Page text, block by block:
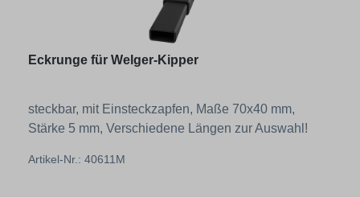
Eckrunge für Welger-Kipper
steckbar, mit Einsteckzapfen, Maße 70x40 mm,
Stärke 5 mm, Verschiedene Längen zur Auswahl!
Artikel-Nr.: 40611M